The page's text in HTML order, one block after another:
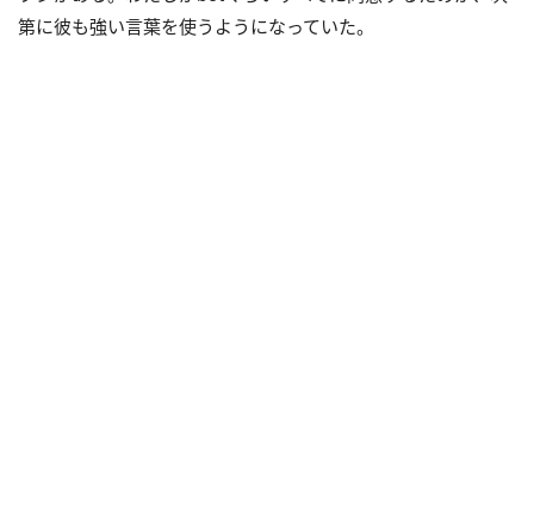
第に彼も強い言葉を使うようになっていた。